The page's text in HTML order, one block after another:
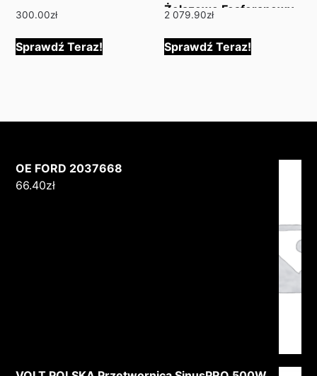
300.00zł
Sprawdź Teraz!
Żelazowo Fosforanowy
100A + Bms 6Akli10012
2 079.90zł
Sprawdź Teraz!
OE FORD 2037668
66.40zł